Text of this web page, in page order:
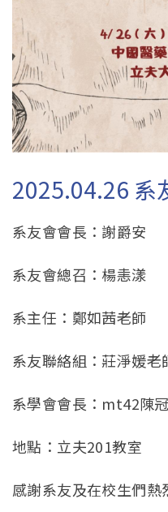
2025.04.26 系
系友會會長：謝爵安
系友會總召：楊恚漾
系主任：鄭如茜老師
系友聯絡組：莊淨媛老
系學會會長：mt42陳
地點：立夫201教室
感謝系友及在校生們熱